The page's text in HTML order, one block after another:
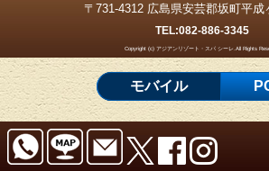
〒731-4312 広島県安芸郡坂町平成
TEL:082-886-3345
Copyright (c) アジアンリゾート・スパ シーレ.All Rights
モバイル